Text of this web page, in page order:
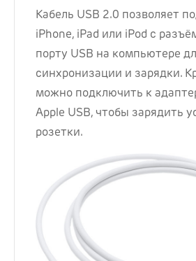
Кабель USB 2.0 позволяет
iPhone, iPad или iPod с
порту USB на компьютере
синхронизации и зарядки.
можно подключить к
Apple USB, чтобы зарядить
розетки.